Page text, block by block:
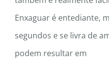
Enxaguar é entediante,
segundos e se livra de
podem resultar em